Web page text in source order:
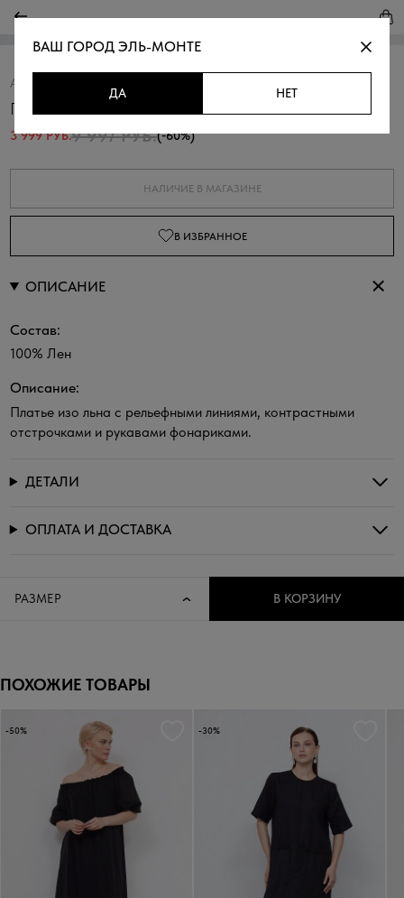
Артикул:
Платье с контрастными отстрочками
3 999 РУБ.9 997 РУБ.(-60%)
НАЛИЧИЕ В МАГАЗИНЕ
В ИЗБРАННОЕ
ОПИСАНИЕ
Состав:
100% Лен
Описание:
Платье изо льна с рельефными линиями, контрастными
отстрочками и рукавами фонариками.
ДЕТАЛИ
ОПЛАТА И ДОСТАВКА
РАЗМЕР В КОРЗИНУ
ПОХОЖИЕ ТОВАРЫ
-50% -30%
ВАШ ГОРОДЭЛЬ-МОНТЕ
ДА НЕТ